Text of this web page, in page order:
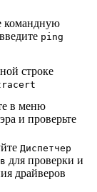
командную
ping
строке
в меню
и проверьте
Диспетчер
для проверки и
драйверов